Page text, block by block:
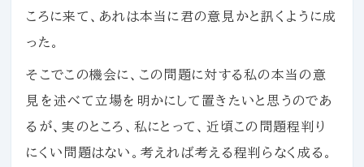
ころに来て、あれは本当に君の意見かと訊くように成
った。
そこでこの機会に、この問題に対する私の本当の意
見を述べて立場を明かにして置きたいと思うのであ
るが、実のところ、私にとって、近頃この問題程判り
にくい問題はない。考えれば考える程判らなく成る。